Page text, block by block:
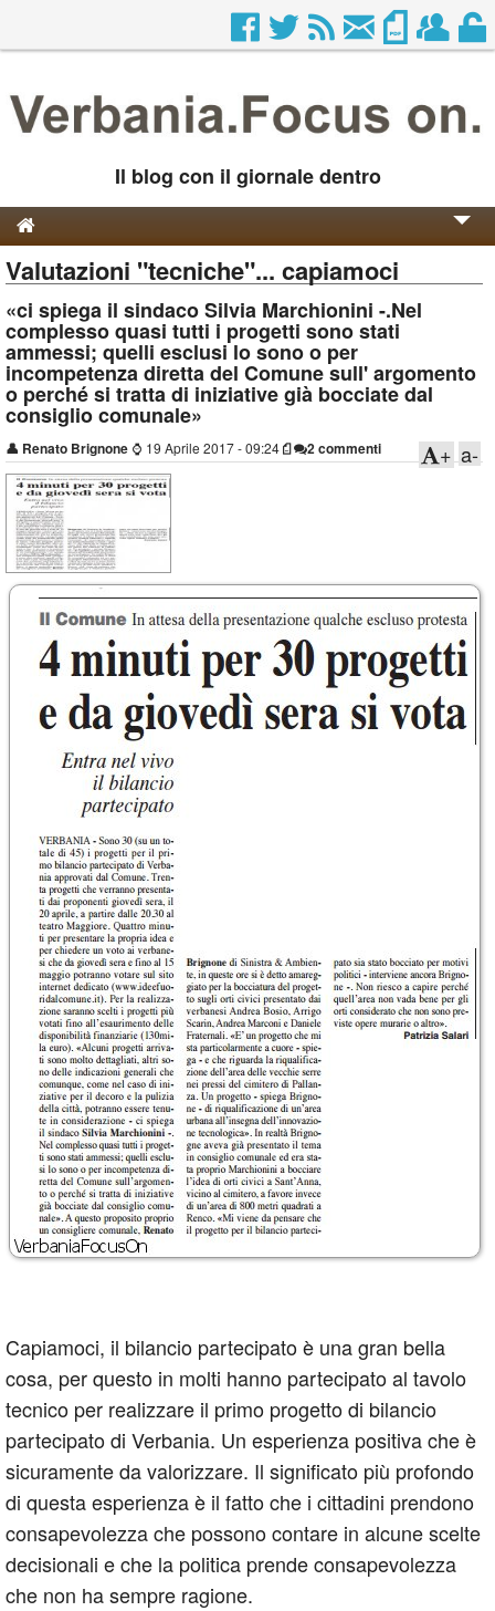
Il blog con il giornale dentro
Genesi e Storia
Contatti
Valutazioni "tecniche"... capiamoci
«ci spiega il sindaco Silvia Marchionini -.Nel
complesso quasi tutti i progetti sono stati
ammessi; quelli esclusi lo sono o per
incompetenza diretta del Comune sull' argomento
o perché si tratta di iniziative già bocciate dal
consiglio comunale»
👤 Renato Brignone ⌚ 19 Aprile 2017 - 09:24 2 commenti a-
+
Capiamoci, il bilancio partecipato è una gran bella
cosa, per questo in molti hanno partecipato al tavolo
tecnico per realizzare il primo progetto di bilancio
partecipato di Verbania. Un esperienza positiva che è
sicuramente da valorizzare. Il significato più profondo
di questa esperienza è il fatto che i cittadini prendono
consapevolezza che possono contare in alcune scelte
decisionali e che la politica prende consapevolezza
che non ha sempre ragione.